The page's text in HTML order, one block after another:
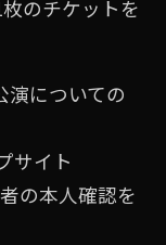
のチケットを
演についての
サイト
の本⼈確認を